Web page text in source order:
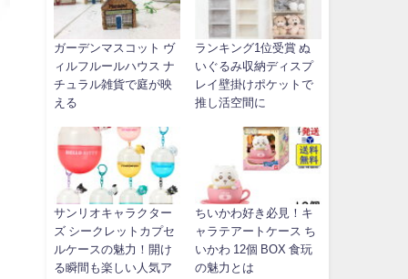
ガーデンマスコット ヴ
ィルフルールハウス ナ
チュラル雑貨で庭が映
える
ランキング1位受賞 ぬ
いぐるみ収納ディスプ
レイ壁掛けポケットで
推し活空間に
サンリオキャラクター
ズ シークレットカプセ
ルケースの魅力！開け
る瞬間も楽しい人気ア
ちいかわ好き必見！キ
ャラテアートケース ち
いかわ 12個 BOX 食玩
の魅力とは